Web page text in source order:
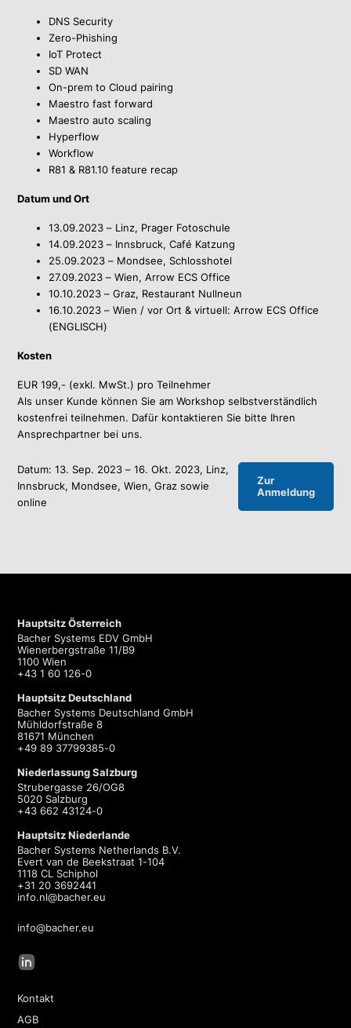
DNS Security
Zero-Phishing
IoT Protect
SD WAN
On-prem to Cloud pairing
Maestro fast forward
Maestro auto scaling
Hyperflow
Workflow
R81 & R81.10 feature recap
Datum und Ort
13.09.2023 – Linz, Prager Fotoschule
14.09.2023 – Innsbruck, Café Katzung
25.09.2023 – Mondsee, Schlosshotel
27.09.2023 – Wien, Arrow ECS Office
10.10.2023 – Graz, Restaurant Nullneun
16.10.2023 – Wien / vor Ort & virtuell: Arrow ECS Office
(ENGLISCH)
Kosten
EUR 199,- (exkl. MwSt.) pro Teilnehmer
Als unser Kunde können Sie am Workshop selbstverständlich
kostenfrei teilnehmen. Dafür kontaktieren Sie bitte Ihren
Ansprechpartner bei uns.
Datum: 13. Sep. 2023 – 16. Okt. 2023, Linz,
Innsbruck, Mondsee, Wien, Graz sowie
online
Zur
Anmeldung
Hauptsitz Österreich
Bacher Systems EDV GmbH
Wienerbergstraße 11/B9
1100 Wien
+43 1 60 126-0
Hauptsitz Deutschland
Bacher Systems Deutschland GmbH
Mühldorfstraße 8
81671 München
+49 89 37799385-0
Niederlassung Salzburg
Strubergasse 26/OG8
5020 Salzburg
+43 662 43124-0
Hauptsitz Niederlande
Bacher Systems Netherlands B.V.
Evert van de Beekstraat 1-104
1118 CL Schiphol
+31 20 3692441
info.nl@bacher.eu
info@bacher.eu
Kontakt
AGB